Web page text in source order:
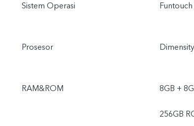
Sistem Operasi
Prosesor
RAM&ROM 8GB +
256GB